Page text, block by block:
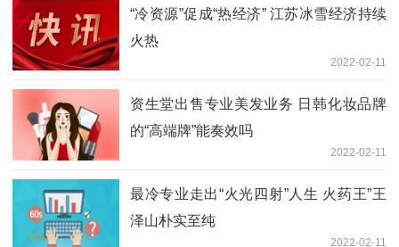
“冷资源”促成“热经济” 江苏冰雪经济持续
火热
2022-02-11
资生堂出售专业美发业务 日韩化妆品牌
的“高端牌”能奏效吗
2022-02-11
最冷专业走出“火光四射”人生 火药王”王
泽山朴实至纯
2022-02-11